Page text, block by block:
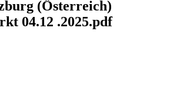
(Österreich)
04.12 .2025.pdf